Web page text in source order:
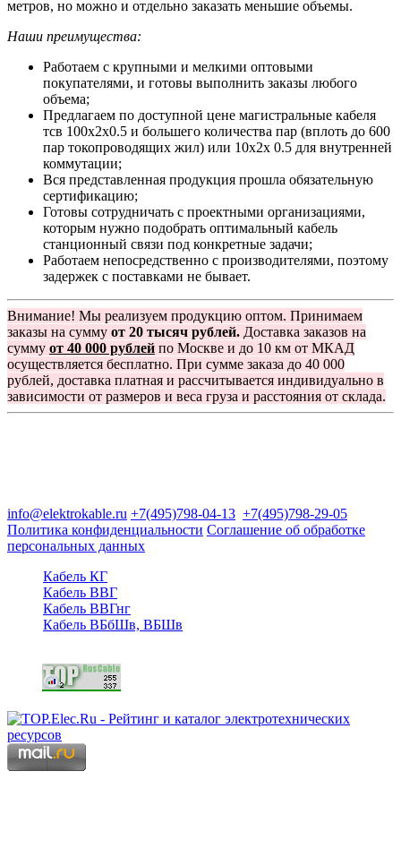
метров, но можно и отдельно заказать меньшие объемы.
Наши преимущества:
Работаем с крупными и мелкими оптовыми
покупателями, и готовы выполнить заказы любого
объема;
Предлагаем по доступной цене магистральные кабеля
тсв 100х2х0.5 и большего количества пар (вплоть до 600
пар токопроводящих жил) или 10х2х 0.5 для внутренней
коммутации;
Вся представленная продукция прошла обязательную
сертификацию;
Готовы сотрудничать с проектными организациями,
которым нужно подобрать оптимальный кабель
станционный связи под конкретные задачи;
Работаем непосредственно с производителями, поэтому
задержек с поставками не бывает.
Внимание! Мы реализуем продукцию оптом. Принимаем
заказы на сумму от 20 тысяч рублей. Доставка заказов на
сумму от 40 000 рублей по Москве и до 10 км от МКАД
осуществляется бесплатно. При сумме заказа до 40 000
рублей, доставка платная и рассчитывается индивидуально в
зависимости от размеров и веса груза и расстояния от склада.
info@elektrokable.ru +7(495)798-04-13 +7(495)798-29-05
Политика конфиденциальности Соглашение об обработке
персональных данных
Кабель КГ
Кабель ВВГ
Кабель ВВГнг
Кабель ВБбШв, ВБШв